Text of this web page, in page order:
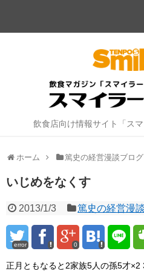
飲食店向け情報サイト「ス
ホーム 篤史の経営漫談ブログ
いじめをなくす
2013/1/3 篤史の経営漫
error 0
正月ともなると2家族5人の孫5才